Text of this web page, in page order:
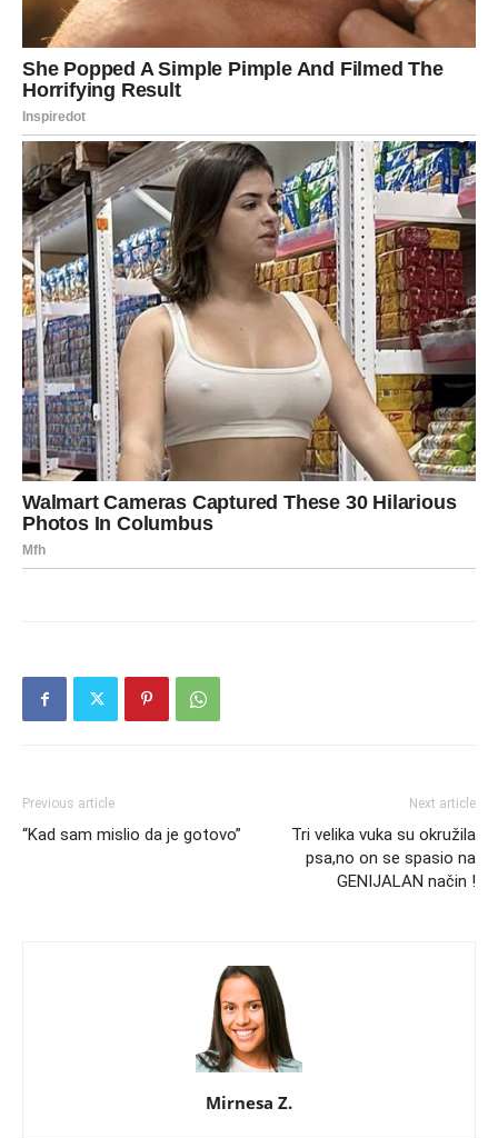
Previous article
“Kad sam mislio da je gotovo”
Next article
Tri velika vuka su okružila
psa,no on se spasio na
GENIJALAN način !
Mirnesa Z.